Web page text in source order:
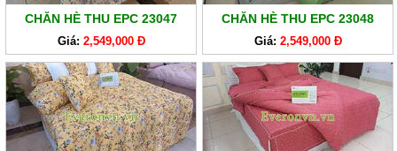
SẢN
PHẨM
KHÁC
CHĂN HÈ THU EPC 23047
Giá: 2,549,000 Đ
CHĂN HÈ THU EPC 23048
Giá: 2,549,000 Đ